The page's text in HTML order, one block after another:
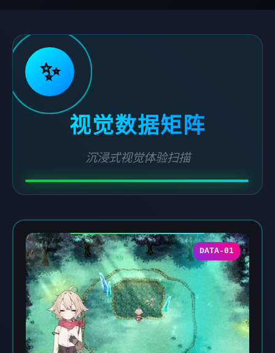
✨
视觉数据矩阵
沉浸式视觉体验扫描
DATA-01